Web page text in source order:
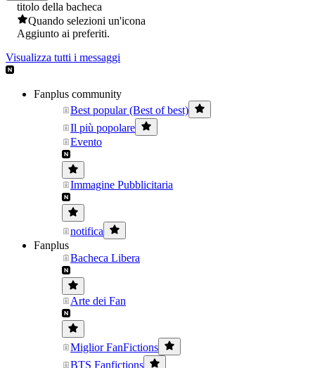
titolo della bacheca
Quando selezioni un'icona
Aggiunto ai preferiti.
Visualizza tutti i messaggi
Fanplus community
Best popular (Best of best)
Il più popolare
Evento
Immagine Pubblicitaria
notifica
Fanplus
Bacheca Libera
Arte dei Fan
Miglior FanFictions
BTS Fanfictions